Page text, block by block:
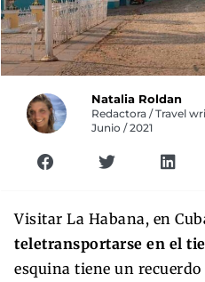
Natalia Roldan
Redactora / Travel
Junio / 2021
Visitar La Habana, en
teletransportarse en el
esquina tiene un